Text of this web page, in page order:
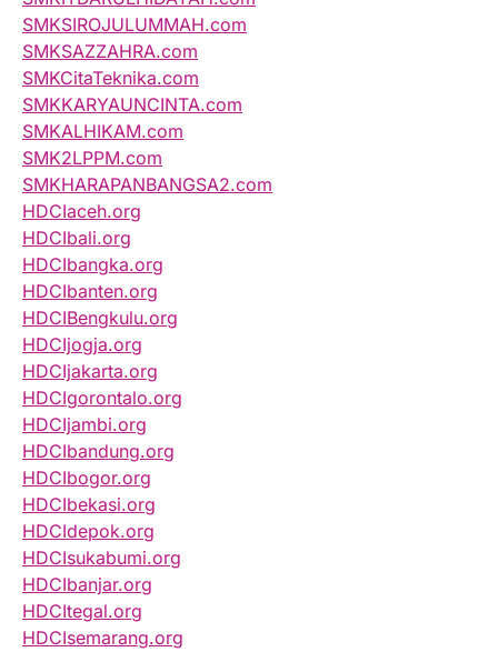
SMKSIROJULUMMAH.com
SMKSAZZAHRA.com
SMKCitaTeknika.com
SMKKARYAUNCINTA.com
SMKALHIKAM.com
SMK2LPPM.com
SMKHARAPANBANGSA2.com
HDCIaceh.org
HDCIbali.org
HDCIbangka.org
HDCIbanten.org
HDCIBengkulu.org
HDCIjogja.org
HDCIjakarta.org
HDCIgorontalo.org
HDCIjambi.org
HDCIbandung.org
HDCIbogor.org
HDCIbekasi.org
HDCIdepok.org
HDCIsukabumi.org
HDCIbanjar.org
HDCItegal.org
HDCIsemarang.org